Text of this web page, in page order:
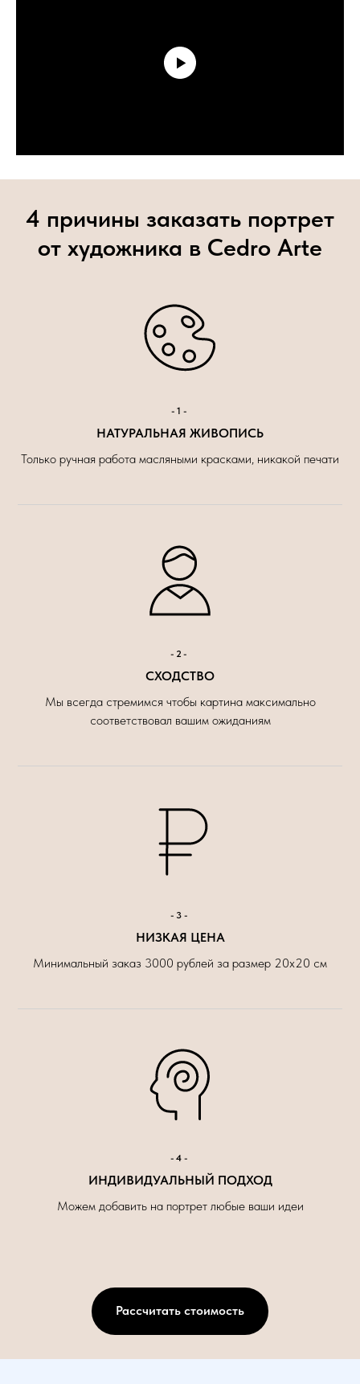
4 причины заказать портрет
от художника в Cedro Arte
-1-
НАТУРАЛЬНАЯ ЖИВОПИСЬ
Только ручная работа масляными красками, никакой печати
-2-
СХОДСТВО
Мы всегда стремимся чтобы картина максимально
соответствовал вашим ожиданиям
-3-
НИЗКАЯ ЦЕНА
Минимальный заказ 3000 рублей за размер 20х20 см
-4-
ИНДИВИДУАЛЬНЫЙ ПОДХОД
Можем добавить на портрет любые ваши идеи
Рассчитать стоимость